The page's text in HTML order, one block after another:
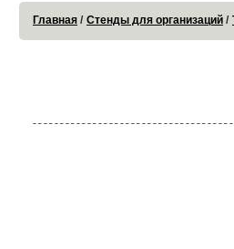
Главная Стенды для организаций